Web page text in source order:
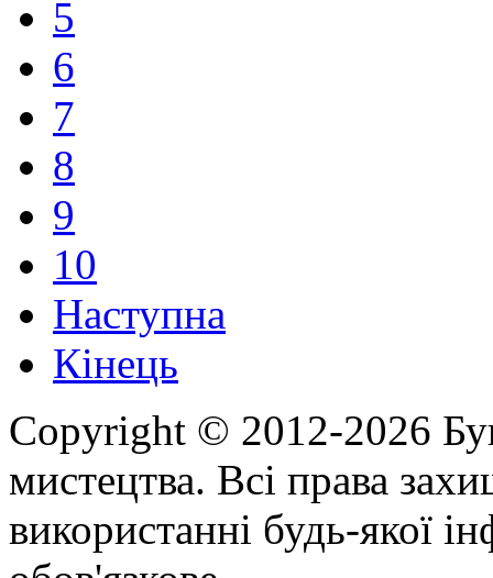
5
6
7
8
9
10
Наступна
Кінець
Copyright © 2012-2026
мистецтва. Всі права
використанні будь-якої